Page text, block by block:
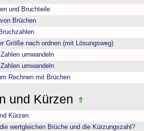
und Bruchteile
Brüchen
Größe nach ordnen (mit Lösungsweg)
umwandeln
umwandeln
Rechnen mit Brüchen
und Kürzen
Kürzen
wertgleichen Brüche und die Kürzungszahl?